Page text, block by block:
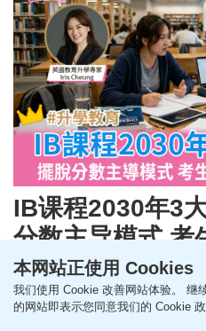
IB课程2030年3
分数主导模式 考
精班」？｜海外升
亲子 更新时间：07:15 2026-07-13
本网站正使用 Cookies
我们使用 Cookie 改善网站体验。 继
的网站即表示您同意我们的 Cookie 政